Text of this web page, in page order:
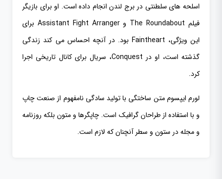
اسلحه های سلطنتی در برج لندن انجام داده است. او برای بازیگر
فیلم The Roundabout و Assistant Fight Arranger برای
این ویژگی، Faintheart بود. در آنچه احساس می کند زندگی
گذشته است، او در Conquest، سریال برای کانال تاریخی اجرا
کرد.
لورم ایپسوم متن ساختگی با تولید سادگی نامفهوم از صنعت چاپ
و با استفاده از طراحان گرافیک است. چاپگرها و متون بلکه روزنامه
و مجله در ستون و سطر آنچنان که لازم است.